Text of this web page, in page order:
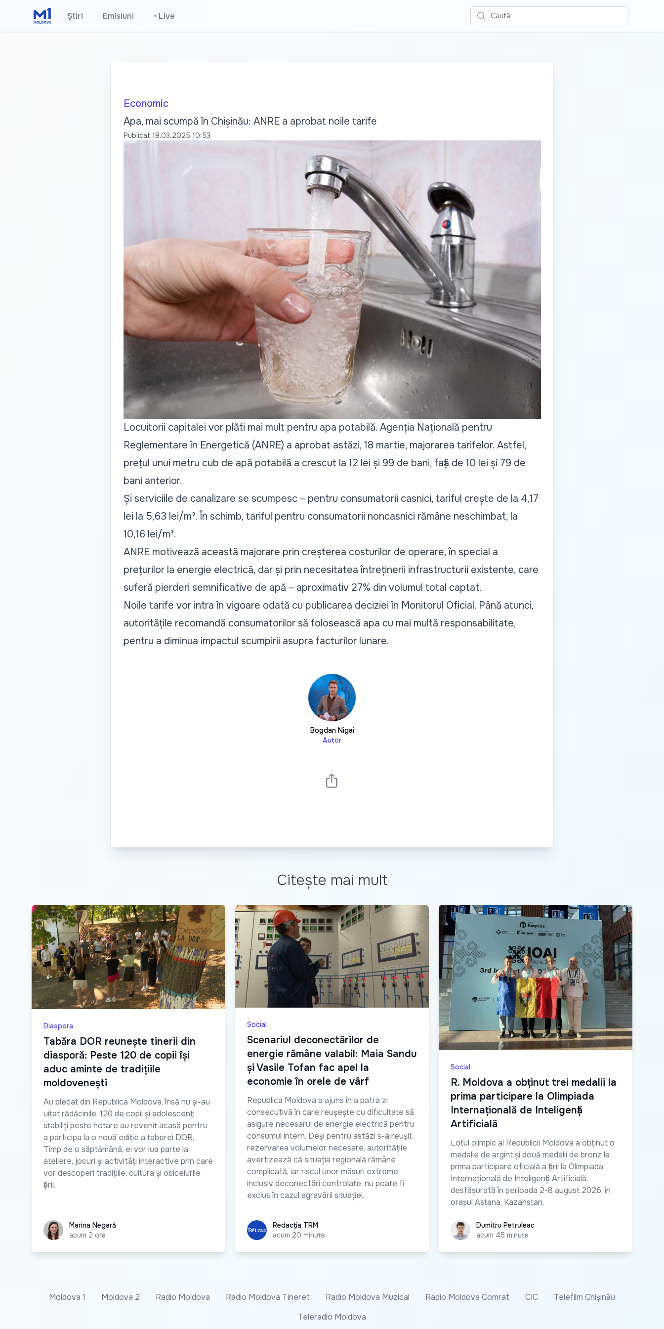
Știri Emisiuni • Live Caută
Economic
Apa, mai scumpă în Chișinău: ANRE a aprobat noile tarife
Publicat 18.03.2025 10:53
Locuitorii capitalei vor plăti mai mult pentru apa potabilă. Agenția Națională pentru
Reglementare în Energetică (ANRE) a aprobatastăzi, 18 martie, majorarea tarifelor. Astfel,
prețul unui metru cub de apă potabilă a crescut la 12 lei și 99 de bani, față de 10 lei și 79 de
bani anterior.
Și serviciile de canalizare se scumpesc – pentru consumatorii casnici, tariful crește de la 4,17
lei la 5,63 lei/m³. În schimb, tariful pentru consumatorii noncasnici rămâne neschimbat, la
10,16 lei/m³.
ANRE motivează această majorare prin creșterea costurilor de operare, în special a
prețurilor la energie electrică, dar și prin necesitatea întreținerii infrastructurii existente, care
suferă pierderi semnificative de apă – aproximativ 27% din volumul total captat.
Noile tarife vor intra în vigoare odată cu publicarea deciziei în Monitorul Oficial. Până atunci,
autoritățile recomandă consumatorilor să folosească apa cu mai multă responsabilitate,
pentru a diminua impactul scumpirii asupra facturilor lunare.
Bogdan Nigai
Autor
Citește mai mult
Diaspora
Tabăra DOR reunește tinerii din
diasporă: Peste 120 de copii își
aduc aminte de tradițiile
moldovenești
Au plecat din Republica Moldova, însă nu și-au
uitat rădăcinile. 120 de copii și adolescenți
stabiliți peste hotare au revenit acasă pentru
a participa la o nouă ediție a taberei DOR.
Timp de o săptămână, ei vor lua parte la
ateliere, jocuri și activități interactive prin care
vor descoperi tradițiile, cultura și obiceiurile
țării.
Marina Negară
Marina Negară
acum 2 ore
Social
Scenariul deconectărilor de
energie rămâne valabil: Maia Sandu
și Vasile Tofan fac apel la
economie în orele de vârf
Republica Moldova a ajuns în a patra zi
consecutivă în care reușește cu dificultate să
asigure necesarul de energie electrică pentru
consumul intern. Deși pentru astăzi s-a reușit
rezervarea volumelor necesare, autoritățile
avertizează că situația regională rămâne
complicată, iar riscul unor măsuri extreme,
inclusiv deconectări controlate, nu poate fi
exclus în cazul agravării situației.
Redacția TRM
Redacția TRM
acum 20 minute
Social
R. Moldova a obținut trei medalii la
prima participare la Olimpiada
Internațională de Inteligență
Artificială
Lotul olimpic al Republicii Moldova a obținut o
medalie de argint și două medalii de bronz la
prima participare oficială a țării la Olimpiada
Internațională de Inteligență Artificială,
desfășurată în perioada 2-8 august 2026, în
orașul Astana, Kazahstan.
Dumitru Petruleac
Dumitru Petruleac
acum 45 minute
Moldova 1 Moldova 2 Radio Moldova Radio Moldova Tineret Radio Moldova Muzical Radio Moldova Comrat CIC
Telefilm Chișinău
Teleradio Moldova